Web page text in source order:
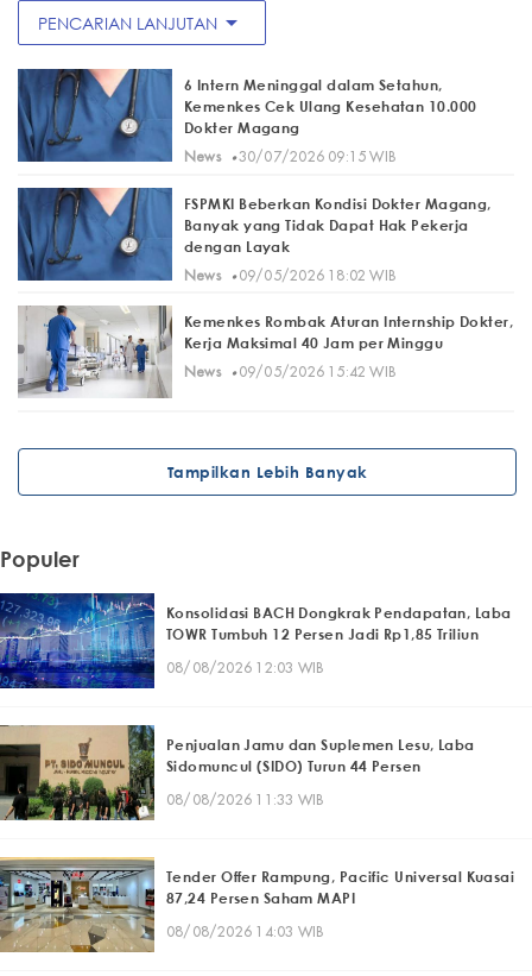
PENCARIAN LANJUTAN arrow_drop_down
6 Intern Meninggal dalam Setahun,
Kemenkes Cek Ulang Kesehatan 10.000
Dokter Magang
News· 30/07/2026 09:15 WIB
FSPMKI Beberkan Kondisi Dokter Magang,
Banyak yang Tidak Dapat Hak Pekerja
dengan Layak
News· 09/05/2026 18:02 WIB
Kemenkes Rombak Aturan Internship Dokter,
Kerja Maksimal 40 Jam per Minggu
News· 09/05/2026 15:42 WIB
Tampilkan Lebih Banyak
Populer
Konsolidasi BACH Dongkrak Pendapatan, Laba
TOWR Tumbuh 12 Persen Jadi Rp1,85 Triliun
08/08/2026 12:03 WIB
Penjualan Jamu dan Suplemen Lesu, Laba
Sidomuncul (SIDO) Turun 44 Persen
08/08/2026 11:33 WIB
Tender Offer Rampung, Pacific Universal Kuasai
87,24 Persen Saham MAPI
08/08/2026 14:03 WIB